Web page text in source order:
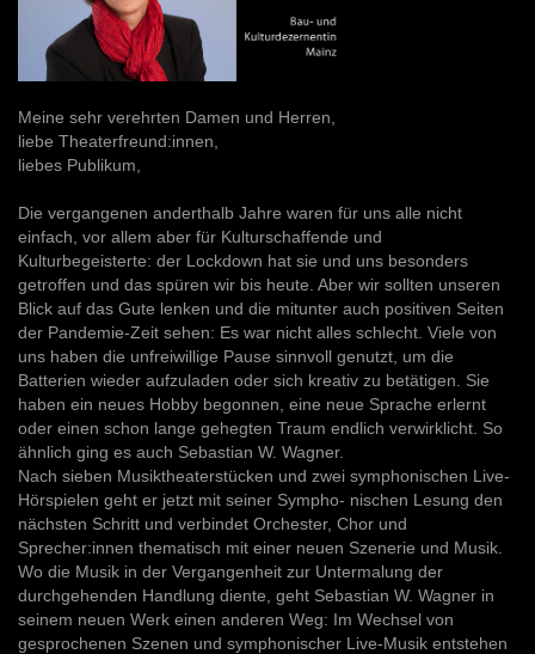
Meine sehr verehrten Damen und Herren,
liebe Theaterfreund:innen,
liebes Publikum,
Die vergangenen anderthalb Jahre waren für uns alle nicht
einfach, vor allem aber für Kulturschaffende und
Kulturbegeisterte: der Lockdown hat sie und uns besonders
getroffen und das spüren wir bis heute. Aber wir sollten unseren
Blick auf das Gute lenken und die mitunter auch positiven Seiten
der Pandemie-Zeit sehen: Es war nicht alles schlecht. Viele von
uns haben die unfreiwillige Pause sinnvoll genutzt, um die
Batterien wieder aufzuladen oder sich kreativ zu betätigen. Sie
haben ein neues Hobby begonnen, eine neue Sprache erlernt
oder einen schon lange gehegten Traum endlich verwirklicht. So
ähnlich ging es auch Sebastian W. Wagner.
Nach sieben Musiktheaterstücken und zwei symphonischen Live-
Hörspielen geht er jetzt mit seiner Sympho- nischen Lesung den
nächsten Schritt und verbindet Orchester, Chor und
Sprecher:innen thematisch mit einer neuen Szenerie und Musik.
Wo die Musik in der Vergangenheit zur Untermalung der
durchgehenden Handlung diente, geht Sebastian W. Wagner in
seinem neuen Werk einen anderen Weg: Im Wechsel von
gesprochenen Szenen und symphonischer Live-Musik entstehen